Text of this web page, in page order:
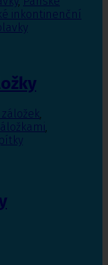
inkontinenční
,
,